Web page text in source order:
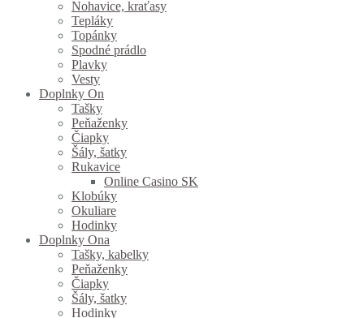
Nohavice, kraťasy
Tepláky
Topánky
Spodné prádlo
Plavky
Vesty
Doplnky On
Tašky
Peňaženky
Čiapky
Šály, šatky
Rukavice
Online Casino SK
Klobúky
Okuliare
Hodinky
Doplnky Ona
Tašky, kabelky
Peňaženky
Čiapky
Šály, šatky
Hodinky